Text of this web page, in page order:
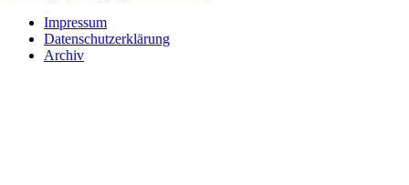
Impressum
Datenschutzerklärung
Archiv